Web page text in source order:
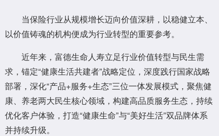
当保险行业从规模增长迈向价值深耕，以稳健立本、
以价值铸魂的机构便成为行业转型的重要参考。
近年来，富德生命人寿立足行业价值转型与民生需
求，锚定“健康生活共建者”战略定位，深度践行国家战略
部署，深化“产品+服务+生态”三位一体发展模式，聚焦健
康、养老两大民生核心领域，构建高品质服务生态，持续
优化客户体验，打造“健康生命”与“美好生活”双品牌体系
并持续升级。